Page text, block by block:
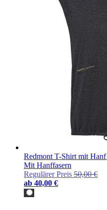
Redmont T-Shirt mit Hanf
Mit Hanffasern
Regulärer Preis 50,00 €
ab 40,00 €